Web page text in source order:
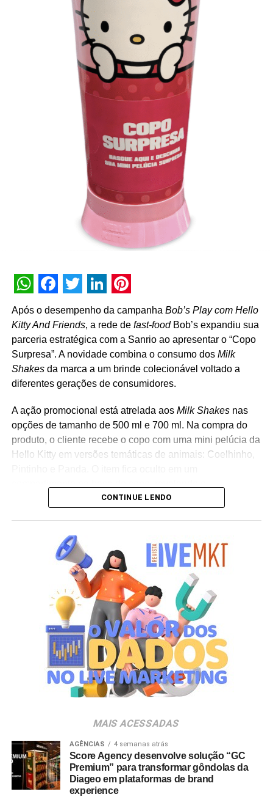
WhatsApp
Facebook
Twitter
LinkedIn
Pinterest
Após o desempenho da campanha Bob’s Play com Hello
Kitty And Friends, a rede de fast-foodBob’s expandiu sua
parceria estratégica com a Sanrio ao apresentar o “Copo
Surpresa”. A novidade combina o consumo dos Milk
Shakesda marca a um brinde colecionável voltado a
diferentes gerações de consumidores.
A ação promocional está atrelada aos Milk Shakesnas
opções de tamanho de 500 ml e 700 ml. Na compra do
produto, o cliente recebe o copo com uma mini pelúcia da
Hello Kitty em versões temáticas de animais: Coelhinho,
personagem surpresa apenas no momento da abertura
criação de experiências afetivas para diferentes
gerações. Com o Copo Surpresa, queremos trazer um
novo momento de interação com a marca, adicionando
um elemento de surpresa que torna cada visita ao Bob’s
ainda mais divertida”, aponta Renata Brigatti Lange,
diretora de marketing do Bob’s.
A campanha possui abrangência nacional e estará
disponível por tempo limitado em todos os restaurantes
da rede até 31 de agosto de 2026, ou enquanto durarem
os estoques nas unidades.
CONTINUE LENDO
MAIS ACESSADAS
AGÊNCIAS 4 semanas atrás
Score Agency desenvolve solução “GC
Premium” para transformar gôndolas da
Diageo em plataformas de brand
experience